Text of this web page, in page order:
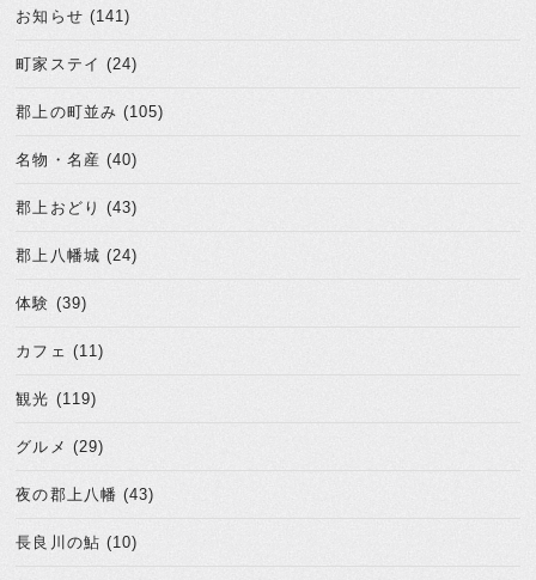
お知らせ (141)
町家ステイ (24)
郡上の町並み (105)
名物・名産 (40)
郡上おどり (43)
郡上八幡城 (24)
体験 (39)
カフェ (11)
観光 (119)
グルメ (29)
夜の郡上八幡 (43)
長良川の鮎 (10)